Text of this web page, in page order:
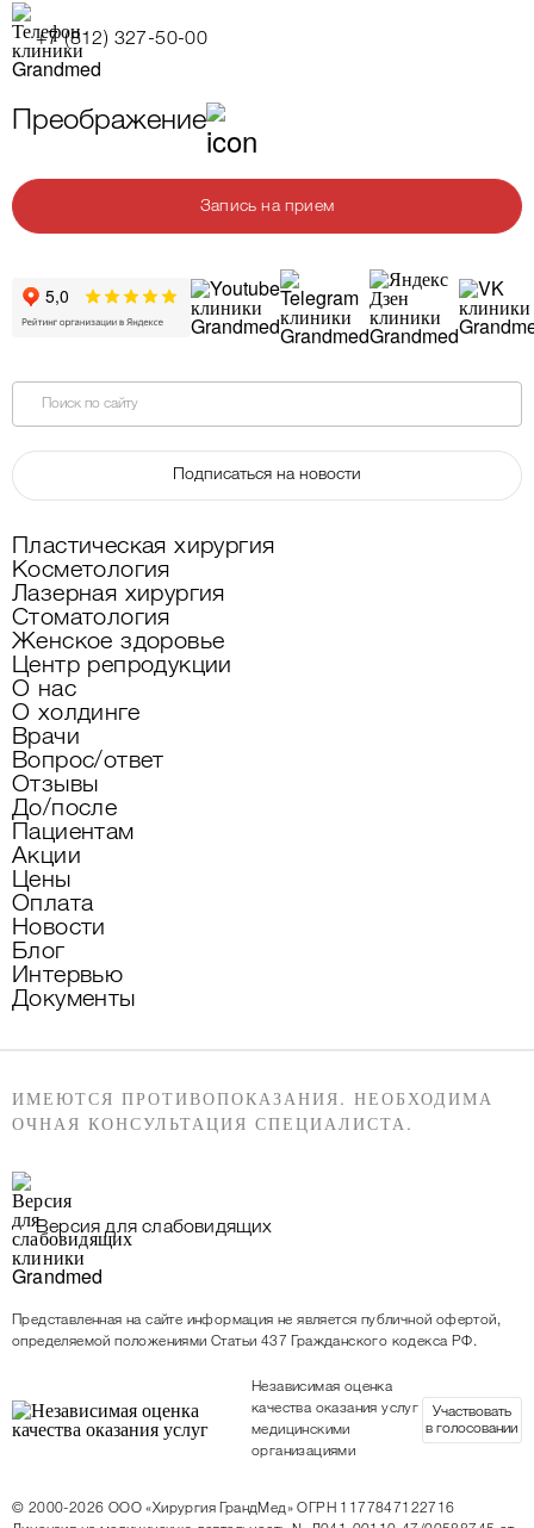
+7 (812) 327-50-00
Преображение
Запись на прием
Поиск по сайту
Подписаться на новости
Пластическая хирургия
Косметология
Лазерная хирургия
Стоматология
Женское здоровье
Центр репродукции
О нас
О холдинге
Врачи
Вопрос/ответ
Отзывы
До/после
Пациентам
Акции
Цены
Оплата
Новости
Блог
Интервью
Документы
ИМЕЮТСЯ ПРОТИВОПОКАЗАНИЯ. НЕОБХОДИМА
ОЧНАЯ КОНСУЛЬТАЦИЯ СПЕЦИАЛИСТА.
Версия для слабовидящих
Представленная на сайте информация не является публичной офертой,
определяемой положениями Статьи 437 Гражданского кодекса РФ.
Независимая оценка
качества оказания услуг
медицинскими
организациями
Участвовать
в голосовании
© 2000-2026 ООО «Хирургия ГрандМед» ОГРН 1177847122716